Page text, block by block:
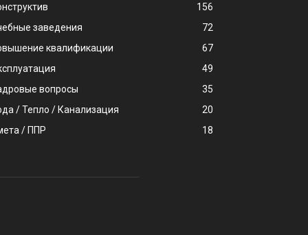
156
заведения
72
квалификации
67
49
вопросы
35
/ Тепло / Канализация
20
/ ППР
18